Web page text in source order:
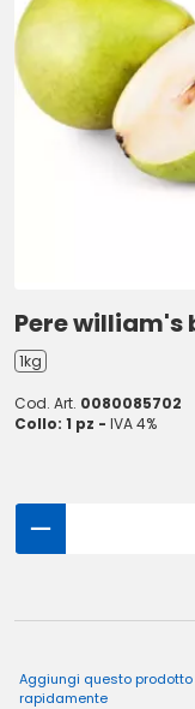
Pere william's
1kg
Cod. Art. 0080085702
Collo: 1 pz - IVA 4%
Aggiungi questo
rapidamente